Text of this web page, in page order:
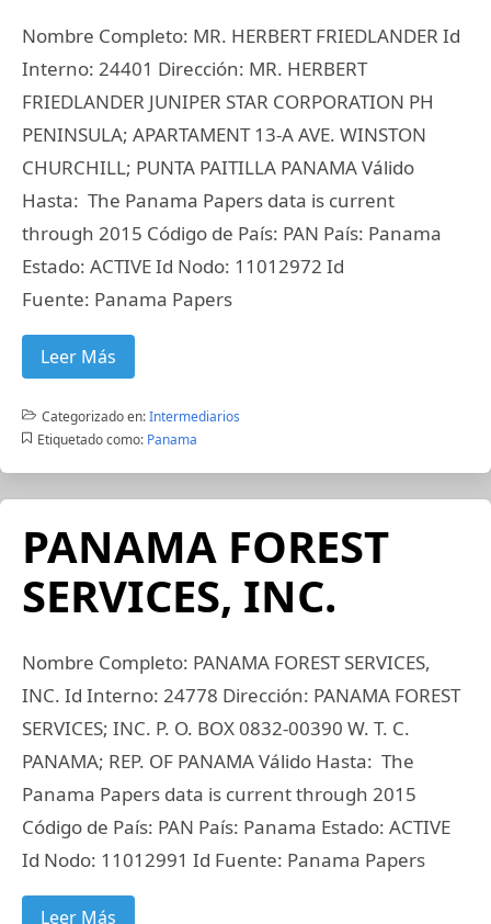
Nombre Completo: MR. HERBERT FRIEDLANDER Id
Interno: 24401 Dirección: MR. HERBERT
FRIEDLANDER JUNIPER STAR CORPORATION PH
PENINSULA; APARTAMENT 13-A AVE. WINSTON
CHURCHILL; PUNTA PAITILLA PANAMA Válido
Hasta: The Panama Papers data is current
through 2015 Código de País: PAN País: Panama
Estado: ACTIVE Id Nodo: 11012972 Id
Fuente: Panama Papers
Leer Más
Categorizado en:Intermediarios
Etiquetado como: Panama
PANAMA FOREST
SERVICES, INC.
Nombre Completo: PANAMA FOREST SERVICES,
INC. Id Interno: 24778 Dirección: PANAMA FOREST
SERVICES; INC. P. O. BOX 0832-00390 W. T. C.
PANAMA; REP. OF PANAMA Válido Hasta: The
Panama Papers data is current through 2015
Código de País: PAN País: Panama Estado: ACTIVE
Id Nodo: 11012991 Id Fuente: Panama Papers
Leer Más